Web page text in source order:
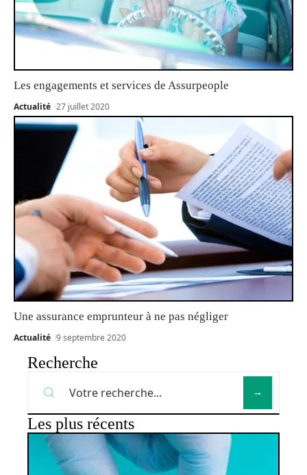
Les engagements et services de Assurpeople
Actualité 27 juillet 2020
Une assurance emprunteur à ne pas négliger
Actualité 9 septembre 2020
Recherche
Les plus récents